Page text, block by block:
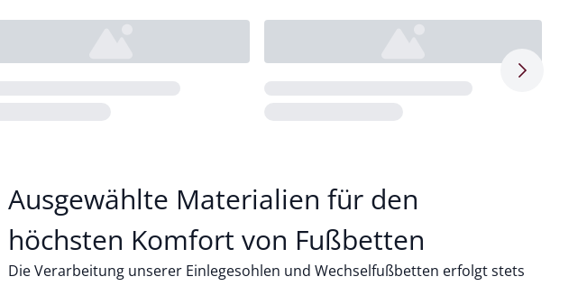
Pfeil
Ausgewählte Materialien für den
höchsten Komfort von Fußbetten
Die Verarbeitung unserer Einlegesohlen und Wechselfußbetten erfolgt stets